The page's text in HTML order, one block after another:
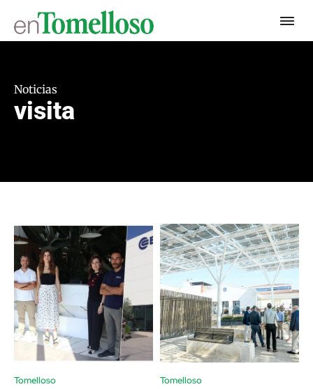
Noticias
visita
Tomelloso Tomelloso